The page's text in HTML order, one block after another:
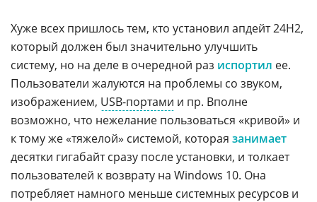
Хуже всех пришлось тем, кто установил апдейт 24H2,
который должен был значительно улучшить
систему, но на деле в очередной раз испортил ее.
Пользователи жалуются на проблемы со звуком,
изображением, USB-портами и пр. Вполне
возможно, что нежелание пользоваться «кривой» и
к тому же «тяжелой» системой, которая занимает
десятки гигабайт сразу после установки, и толкает
пользователей к возврату на Windows 10. Она
потребляет намного меньше системных ресурсов и